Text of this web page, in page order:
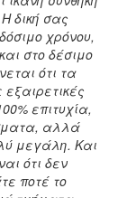
δική σας
χρόνου,
στο δέσιμο
ότι τα
επιτυχία,
αλλά
μεγάλη. Και
ότι δεν
ποτέ το